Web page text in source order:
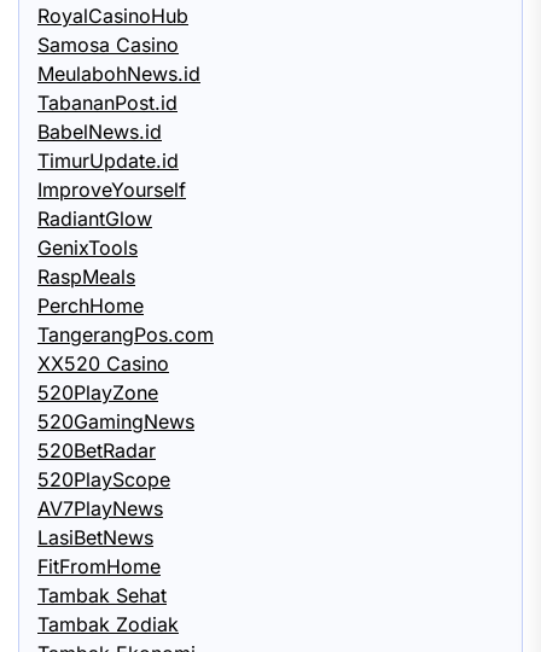
RoyalCasinoHub
Samosa Casino
MeulabohNews.id
TabananPost.id
BabelNews.id
TimurUpdate.id
ImproveYourself
RadiantGlow
GenixTools
RaspMeals
PerchHome
TangerangPos.com
XX520 Casino
520PlayZone
520GamingNews
520BetRadar
520PlayScope
AV7PlayNews
LasiBetNews
FitFromHome
Tambak Sehat
Tambak Zodiak